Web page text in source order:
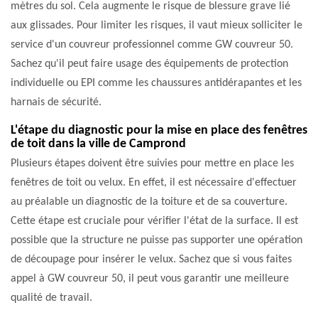
mètres du sol. Cela augmente le risque de blessure grave lié
aux glissades. Pour limiter les risques, il vaut mieux solliciter le
service d'un couvreur professionnel comme GW couvreur 50.
Sachez qu'il peut faire usage des équipements de protection
individuelle ou EPI comme les chaussures antidérapantes et les
harnais de sécurité.
L'étape du diagnostic pour la mise en place des fenêtres
de toit dans la ville de Camprond
Plusieurs étapes doivent être suivies pour mettre en place les
fenêtres de toit ou velux. En effet, il est nécessaire d'effectuer
au préalable un diagnostic de la toiture et de sa couverture.
Cette étape est cruciale pour vérifier l'état de la surface. Il est
possible que la structure ne puisse pas supporter une opération
de découpage pour insérer le velux. Sachez que si vous faites
appel à GW couvreur 50, il peut vous garantir une meilleure
qualité de travail.